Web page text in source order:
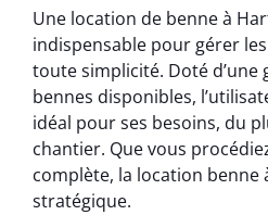
Une location de benne à
indispensable pour gérer
toute simplicité. Doté d’une
bennes disponibles,
idéal pour ses besoins, du
chantier. Que vous
complète, la location benne
stratégique.